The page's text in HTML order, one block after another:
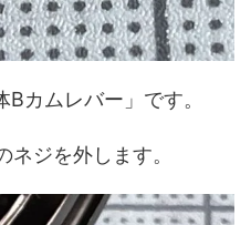
カムレバー」です。
ネジを外します。